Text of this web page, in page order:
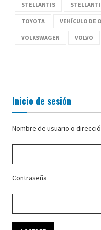
STELLANTIS
TOYOTA VEHÍCULO DE
VOLKSWAGEN VOLVO
Inicio de sesión
Nombre de usuario o
Contraseña